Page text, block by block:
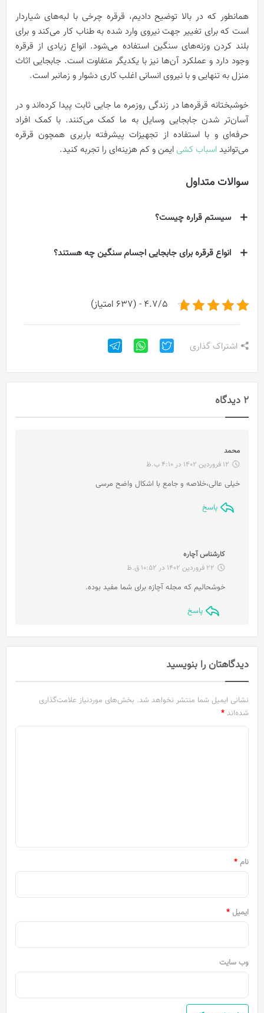
همانطور که در بالا توضیح دادیم، قرقره چرخی با لبه‌های شیاردار
است که برای تغییر جهت نیروی وارد شده به طناب کار می‌کند و برای
بلند کردن وزنه‌های سنگین استفاده می‌شود. انواع زیادی از قرقره
وجود دارد و عملکرد آن‌ها نیز با یکدیگر متفاوت است. جابجایی اثاث
منزل به تنهایی و با نیروی انسانی اغلب کاری دشوار و زمانبر است.
خوشبختانه قرقره‌ها در زندگی روزمره ما جایی ثابت پیدا کرده‌اند و در
آسان‌تر شدن جابجایی وسایل به ما کمک می‌کنند. با کمک افراد
حرفه‌ای و با استفاده از تجهیزات پیشرفته باربری همچون قرقره
می‌توانیداسباب کشیایمن و کم هزینه‌ای را تجربه کنید.
سوالات متداول
سیستم قراره چیست؟
انواع قرقره برای جابجایی اجسام سنگین چه هستند؟
4.7/5 - (637 امتیاز)
اشتراک گذاری
2 دیدگاه
محمد
ف
ت
12 فروردین 1402 در 4:10 ب.ظ
خیلی عالی،خلاصه و جامع با اشکال واضح مرسی
پاسخ
کارشناس آچاره
ف
22 فروردین 1402 در 10:52 ق.ظ
خوشحالیم که مجله آچازه برای شما مفید بوده.
پاسخ
دیدگاهتان را بنویسید
نشانی ایمیل شما منتشر نخواهد شد. بخش‌های موردنیاز علامت‌گذاری
شده‌اند *
نام *
ایمیل *
وب‌ سایت